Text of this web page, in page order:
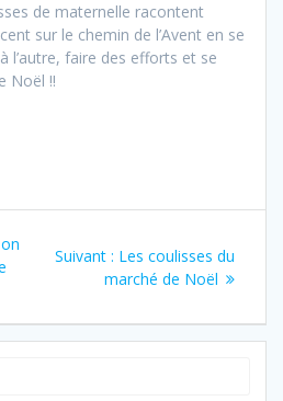
de maternelle racontent
sur le chemin de l’Avent en se
l’autre, faire des efforts et se
Noël !!
Suivant : Article
suivant
Les coulisses du
marché de Noël